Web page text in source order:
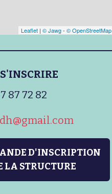
Leaflet | © Jawg- © OpenStreetMap
87 72 82
D'INSCRIPTION
LA STRUCTURE